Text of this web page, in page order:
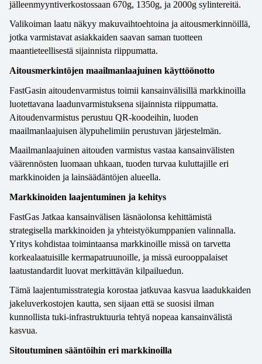
jälleenmyyntiverkostossaan 670g, 1350g, ja 2000g sylintereitä.
Valikoiman laatu näkyy makuvaihtoehtoina ja aitousmerkinnöillä,
jotka varmistavat asiakkaiden saavan saman tuotteen
maantieteellisestä sijainnista riippumatta.
Aitousmerkintöjen maailmanlaajuinen käyttöönotto
FastGasin aitoudenvarmistus toimii kansainvälisillä markkinoilla
luotettavana laadunvarmistuksena sijainnista riippumatta.
Aitoudenvarmistus perustuu QR-koodeihin, luoden
maailmanlaajuisen älypuhelimiin perustuvan järjestelmän.
Maailmanlaajuinen aitouden varmistus vastaa kansainvälisten
väärennösten luomaan uhkaan, tuoden turvaa kuluttajille eri
markkinoiden ja lainsäädäntöjen alueella.
Markkinoiden laajentuminen ja kehitys
FastGas Jatkaa kansainvälisen läsnäolonsa kehittämistä
strategisella markkinoiden ja yhteistyökumppanien valinnalla.
Yritys kohdistaa toimintaansa markkinoille missä on tarvetta
korkealaatuisille kermapatruunoille, ja missä eurooppalaiset
laatustandardit luovat merkittävän kilpailuedun.
Tämä laajentumisstrategia korostaa jatkuvaa kasvua laadukkaiden
jakeluverkostojen kautta, sen sijaan että se suosisi ilman
kunnollista tuki-infrastruktuuria tehtyä nopeaa kansainvälistä
kasvua.
Sitoutuminen sääntöihin eri markkinoilla